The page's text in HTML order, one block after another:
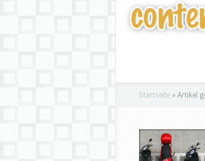
Startseite » Artikel